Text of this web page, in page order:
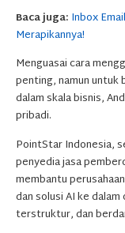
Baca juga: Inbox
Merapikannya!
Menguasai cara
penting, namun untuk
dalam skala bisnis,
pribadi.
PointStar Indonesia,
penyedia jasa
membantu
dan solusi AI ke
terstruktur, dan